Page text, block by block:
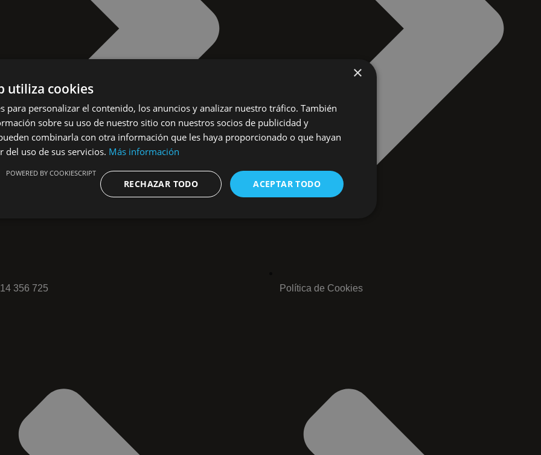
356 725 Política de Cookies
×
utiliza cookies
para personalizar el contenido, los anuncios y analizar nuestro tráfico. También
sobre su uso de nuestro sitio con nuestros socios de publicidad y
combinarla con otra información que les haya proporcionado o que hayan
del uso de sus servicios. Más información
ACEPTAR TODO
RECHAZAR TODO
POWERED BY COOKIESCRIPT